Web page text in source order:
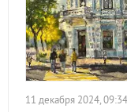
11 декабря 2024, 09:34